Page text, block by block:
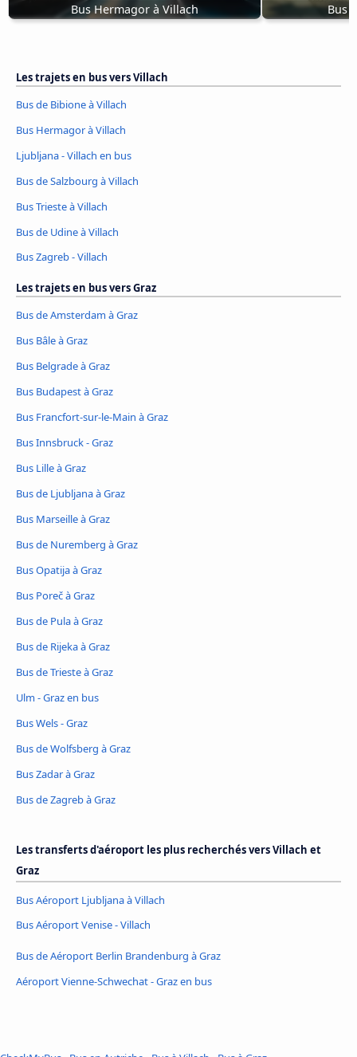
Bus Hermagor à Villach Bus
Les trajets en bus vers Villach
Bus de Bibione à Villach
Bus Hermagor à Villach
Ljubljana - Villach en bus
Bus de Salzbourg à Villach
Bus Trieste à Villach
Bus de Udine à Villach
Bus Zagreb - Villach
Les trajets en bus vers Graz
Bus de Amsterdam à Graz
Bus Bâle à Graz
Bus Belgrade à Graz
Bus Budapest à Graz
Bus Francfort-sur-le-Main à Graz
Bus Innsbruck - Graz
Bus Lille à Graz
Bus de Ljubljana à Graz
Bus Marseille à Graz
Bus de Nuremberg à Graz
Bus Opatija à Graz
Bus Poreč à Graz
Bus de Pula à Graz
Bus de Rijeka à Graz
Bus de Trieste à Graz
Ulm - Graz en bus
Bus Wels - Graz
Bus de Wolfsberg à Graz
Bus Zadar à Graz
Bus de Zagreb à Graz
Les transferts d'aéroport les plus recherchés vers Villach et
Graz
Bus Aéroport Ljubljana à Villach
Bus Aéroport Venise - Villach
Bus de Aéroport Berlin Brandenburg à Graz
Aéroport Vienne-Schwechat - Graz en bus